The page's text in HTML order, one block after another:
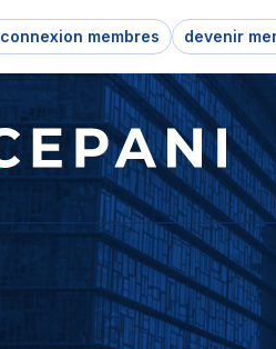
connexion membres devenir